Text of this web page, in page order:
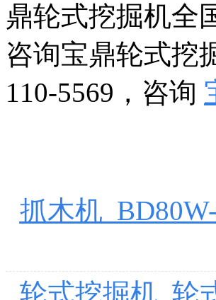
鼎轮式挖掘机全
咨询宝鼎轮式挖
110-5569，咨询
抓木机
轮式挖掘机_轮